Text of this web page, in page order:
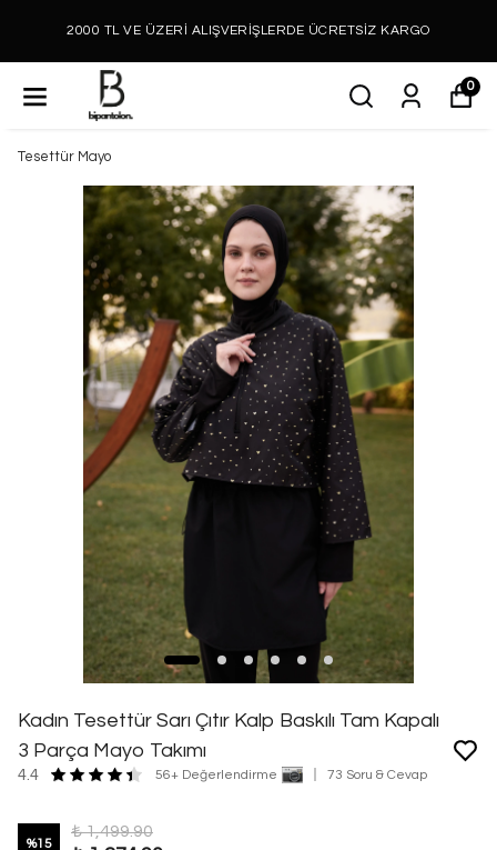
2000 TL VE ÜZERİ ALIŞVERİŞLERDE ÜCRETSİZ KARGO
0
Tesettür Mayo
Kadın Tesettür Sarı Çıtır Kalp Baskılı Tam Kapalı
3 Parça Mayo Takımı
4.4 56+ Değerlendirme 73 Soru & Cevap
%15
₺ 1,499.90